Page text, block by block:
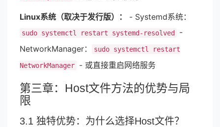
Linux系统（取决于发行版）： - Systemd系统：
sudo systemctl restart systemd-resolved
-
NetworkManager：
sudo systemctl restart
NetworkManager - 或直接重启网络服务
第三章：Host文件方法的优势与局
限
3.1 独特优势：为什么选择Host文件？